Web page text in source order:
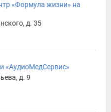
«Формула жизни» на
д. 35
«АудиоМедСервис»
д. 9